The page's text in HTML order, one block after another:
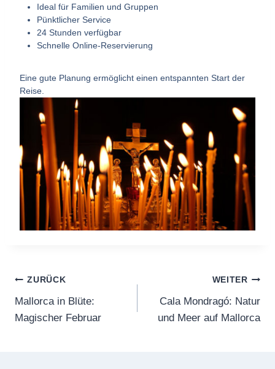
Ideal für Familien und Gruppen
Pünktlicher Service
24 Stunden verfügbar
Schnelle Online-Reservierung
Eine gute Planung ermöglicht einen entspannten Start der
Reise.
ZURÜCK
Mallorca in Blüte:
Magischer Februar
WEITER
Cala Mondragó: Natur
und Meer auf Mallorca